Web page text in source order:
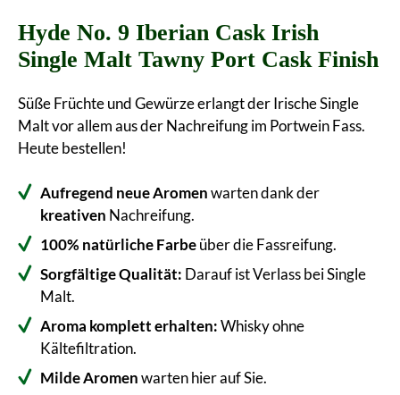
Hyde No. 9 Iberian Cask Irish
Single Malt Tawny Port Cask Finish
Süße Früchte und Gewürze erlangt der Irische Single
Malt vor allem aus der Nachreifung im Portwein Fass.
Heute bestellen!
Aufregend neue Aromenwarten dank der
kreativen Nachreifung.
100% natürliche Farbeüber die Fassreifung.
Sorgfältige Qualität: Darauf ist Verlass bei Single
Malt.
Aroma komplett erhalten:Whisky ohne
Kältefiltration.
Milde Aromenwarten hier auf Sie.